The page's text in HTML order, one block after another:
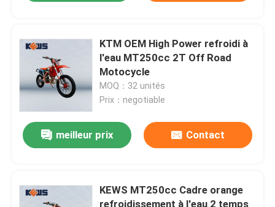
KTM OEM High Power refroidi à
l'eau MT250cc 2T Off Road
Motocycle
MOQ：32 unités
Prix：negotiable
meilleur prix Contact
KEWS MT250cc Cadre orange
refroidissement à l'eau 2 temps